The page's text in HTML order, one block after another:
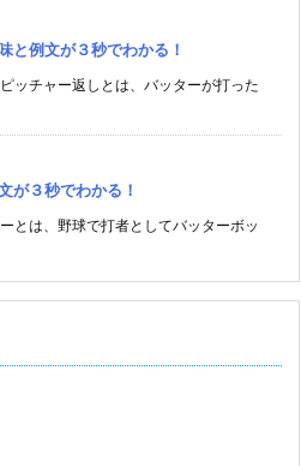
と例文が３秒でわかる！
ッチャー返しとは、バッターが打った
が３秒でわかる！
とは、野球で打者としてバッターボッ